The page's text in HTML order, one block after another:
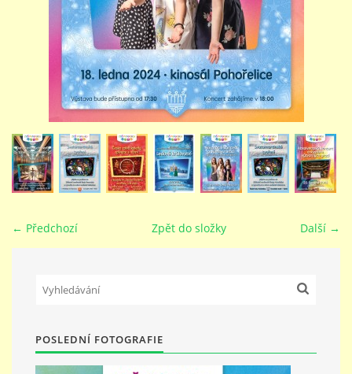
VIDEA - FILMOVÁ TVORBA
PEDAGOGICKÝ SBOR
DOKUMENTY / KE STAŽENÍ
KURZY
← Předchozí Další →
Zpět do složky
POSLEDNÍ FOTOGRAFIE